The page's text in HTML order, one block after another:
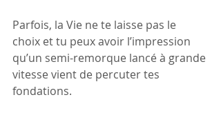
Parfois, la Vie ne te laisse pas le
choix et tu peux avoir l’impression
qu’un semi-remorque lancé à grande
vitesse vient de percuter tes
fondations.